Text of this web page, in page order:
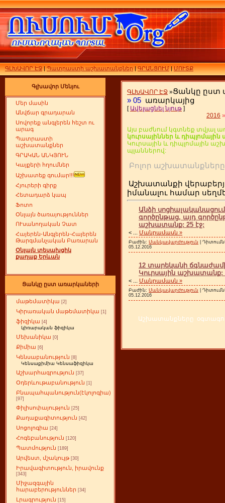
ԳԼԽԱՎՈՐ ԷՋ|Պատրաստի աշխատանքներ|ԳՐԱՆՑՈՒՄ|ՄՈՒՏՔ
Գլխավոր Մենյու
Մեր մասին
Անվճար գրադարան
Սովորեք անգլերեն հեշտ ու
արագ
Պատրաստի
աշխատանքներ
ԳՐԱԿԱՆ ԱՆԿՅՈՒՆ
Կայքերի հղումներ
Աշխատեք գումար!!!
Հյուրերի գիրք
Հետադարձ կապ
Ֆոտո
Օնլայն ծառայություններ
ՈՒսանողական Չատ
Հայերեն-Անգլերեն-Հայերեն
Թարգմանչական Բառարան
Օնլայն տեսախցիկ
քաղաք Երևան
Ցանկը ըստ առարկաների
մաթեմատիկա [2]
Կիրառական մաթեմատիկա [1]
ֆիզիկա [4]
կիռարական ֆիզիկա
Մեխանիկա [0]
Քիմիա [6]
Կենսաբանություն [8]
Կենսաքիմիա Կենսաֆիզիկա
Աշխարհագրություն [37]
Օդերևութաբանություն [1]
Բնապահպանություն(էկոլոգիա)
[97]
Փիլիսոփայություն [25]
Քաղաքագիտություն [42]
Սոցոլոգիա [24]
Հոգեբանություն [120]
Պատմություն [189]
Արվեստ, մշակույթ [30]
Իրավագիտություն, իրավունք
[343]
Միջազգային
հարաբերություններ [34]
Լրագրություն [15]
ԳԼԽԱՎՈՐ ԷՋ »Ցանկը ըստ
» 05 առարկայից
[ Ավելացնել նյութ ]
2016 »
Այս բաժնում կգտնեք տվյալ
կուրսայիններ և
Կուրսային և դիպլոմային
պլաններով:
Բոլոր
Աշխատանքի
իմանալու համար
Անձի
գործընթաց, այդ
աշխատանք: 25 էջ:
< Մանրամասն »
Բաժին: Մանկավարժություն |
05.12.2016
12 տարեկանի
Կուրսային աշխատանք:
< Մանրամասն »
Բաժին: Մանկավարժություն |
05.12.2016
Աշխատանքները